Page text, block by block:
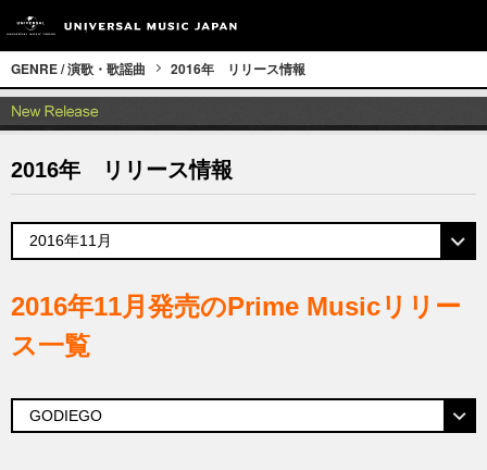
GENRE / 演歌・歌謡曲 2016年 リリース情報
2016年 リリース情報
2016年11月発売のPrime Musicリリー
ス一覧